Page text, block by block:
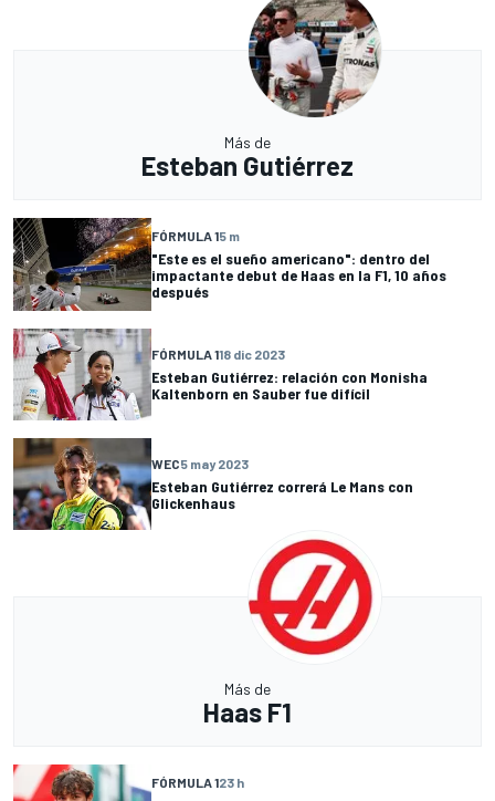
Más de
Esteban Gutiérrez
FÓRMULA 15 m
"Este es el sueño americano": dentro del
impactante debut de Haas en la F1, 10 años
después
FÓRMULA 118 dic 2023
Esteban Gutiérrez: relación con Monisha
Kaltenborn en Sauber fue difícil
WEC5 may 2023
Esteban Gutiérrez correrá Le Mans con
Glickenhaus
Más de
Haas F1
FÓRMULA 123 h